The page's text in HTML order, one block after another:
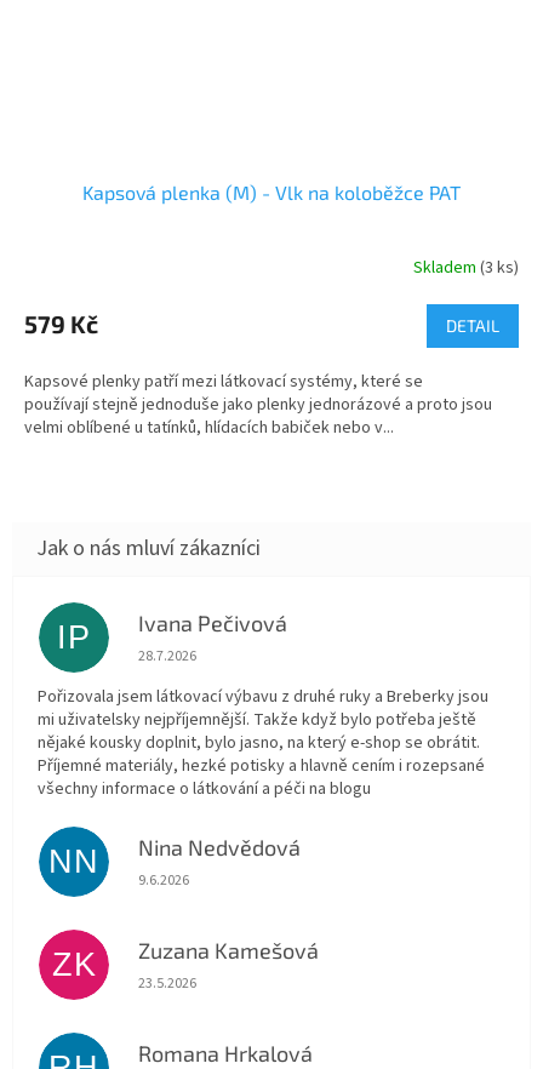
Kapsová plenka (M) - Vlk na koloběžce PAT
Skladem (3 ks)
579 Kč DETAIL
Kapsové plenky patří mezi látkovací systémy, které se
používají stejně jednoduše jako plenky jednorázové a proto jsou
velmi oblíbené u tatínků, hlídacích babiček nebo v...
IP Ivana Pečivová
Hodnocení obchodu je 5 z 5 hvězdiček.
28.7.2026
Pořizovala jsem látkovací výbavu z druhé ruky a Breberky jsou
mi uživatelsky nejpříjemnější. Takže když bylo potřeba ještě
nějaké kousky doplnit, bylo jasno, na který e-shop se obrátit.
Příjemné materiály, hezké potisky a hlavně cením i rozepsané
všechny informace o látkování a péči na blogu
NN Nina Nedvědová
Hodnocení obchodu je 5 z 5 hvězdiček.
9.6.2026
ZK Zuzana Kamešová
Hodnocení obchodu je 5 z 5 hvězdiček.
23.5.2026
Romana Hrkalová